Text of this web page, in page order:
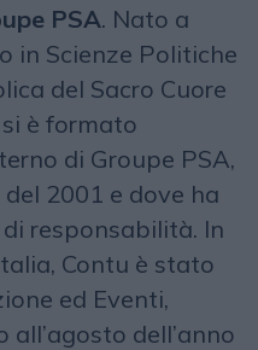
PSA. Nato a
in Scienze Politiche
del Sacro Cuore
è formato
di Groupe PSA,
2001 e dove ha
responsabilità. In
Contu è stato
ed Eventi,
dell’anno